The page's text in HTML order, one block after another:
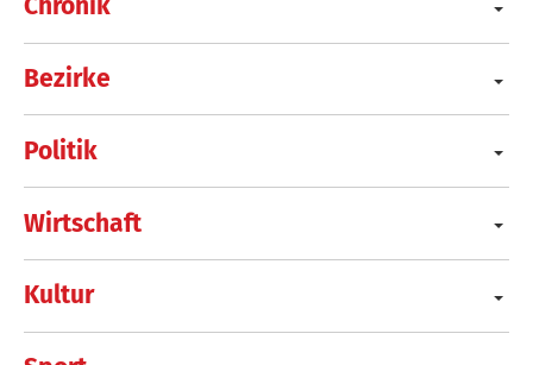
Chronik
Bezirke
Politik
Wirtschaft
Kultur